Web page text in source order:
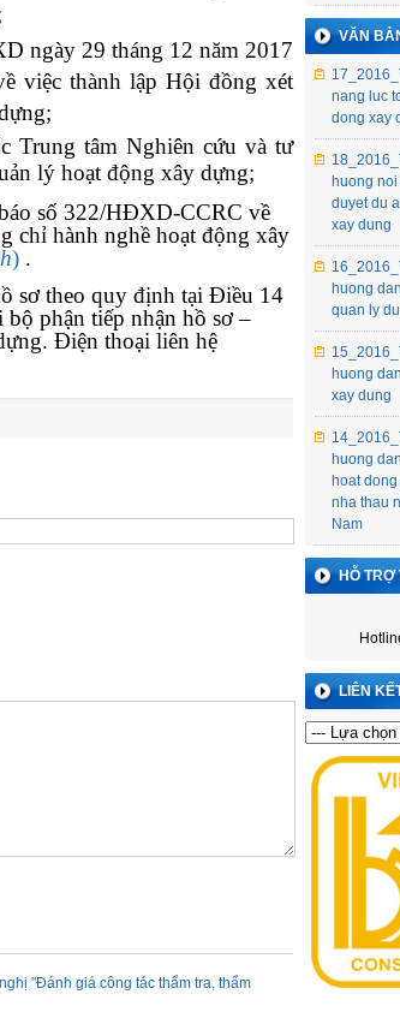
ngày 29 tháng 12 năm 2017
việc thành lập Hội đồng xét
Trung tâm Nghiên cứu và tư
lý hoạt động xây dựng;
số 322/HĐXD-CCRC về
chỉ hành nghề hoạt động xây
) .
sơ theo quy định tại Điều 14
phận tiếp nhận hồ sơ –
Điện thoại liên hệ
"Đánh giá công tác thẩm tra, thẩm
VĂN
nang luc
dong xay
huong
duyet du
xay dung
huong
quan ly
huong
xay dung
huong
hoat
nha thau
Nam
HỖ TRỢ
LIÊN